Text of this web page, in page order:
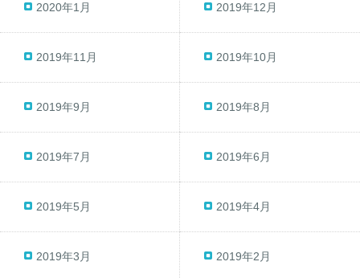
2020年1月 2019年12月
2019年11月 2019年10月
2019年9月 2019年8月
2019年7月 2019年6月
2019年5月 2019年4月
2019年3月 2019年2月